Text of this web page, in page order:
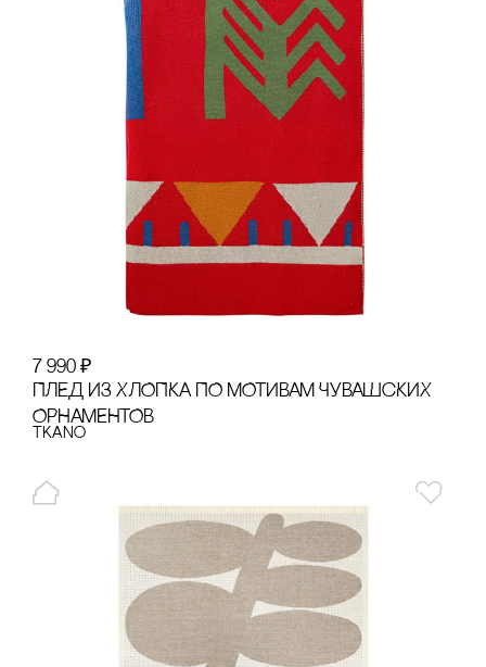
7 990 ₽
ПЛЕД ИЗ ХЛОПКА ПО МОТИВАМ ЧУВАШсКИХ
ОРНАМЕНТОВ
Tkano